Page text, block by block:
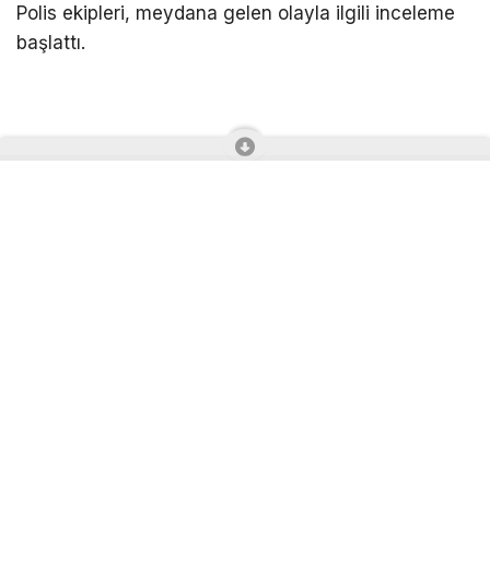
Polis ekipleri, meydana gelen olayla ilgili inceleme
başlattı.